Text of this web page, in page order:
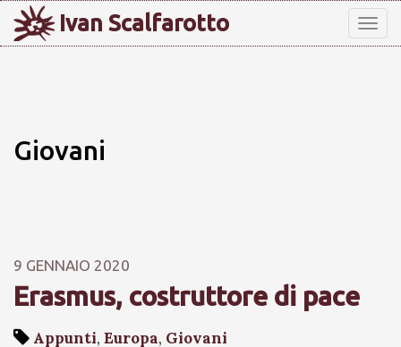
Ivan Scalfarotto
Giovani
9 GENNAIO 2020
Erasmus, costruttore di pace
Appunti, Europa, Giovani